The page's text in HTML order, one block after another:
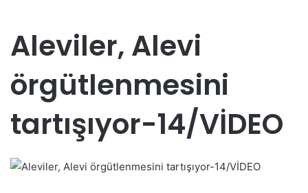
Aleviler, Alevi
örgütlenmesini
tartışıyor-14/VİDEO